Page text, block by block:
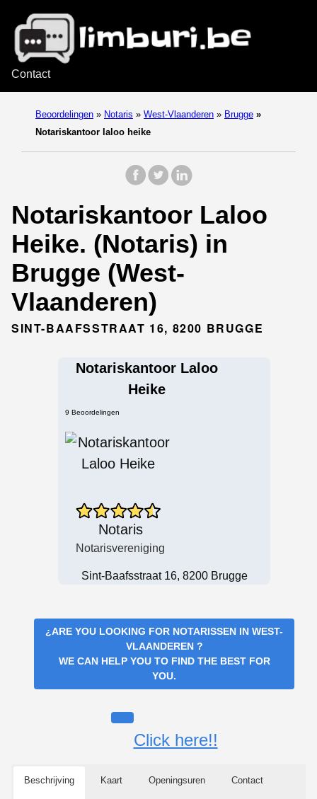
Contact
Beoordelingen » Notaris » West-Vlaanderen » Brugge »
Notariskantoor laloo heike
Notariskantoor Laloo
Heike. (Notaris) in
Brugge (West-
Vlaanderen)
SINT-BAAFSSTRAAT 16, 8200 BRUGGE
Notariskantoor Laloo
Heike
9 Beoordelingen
Notaris
Notarisvereniging
Sint-Baafsstraat 16, 8200 Brugge
¿ARE YOU LOOKING FOR NOTARISSEN IN WEST-
VLAANDEREN ?
WE CAN HELP YOU TO FIND THE BEST FOR
YOU.
Click here!!
Beschrijving Kaart Openingsuren Contact